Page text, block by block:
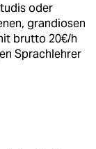
oder
grandiosen
brutto 20€/h
Sprachlehrer